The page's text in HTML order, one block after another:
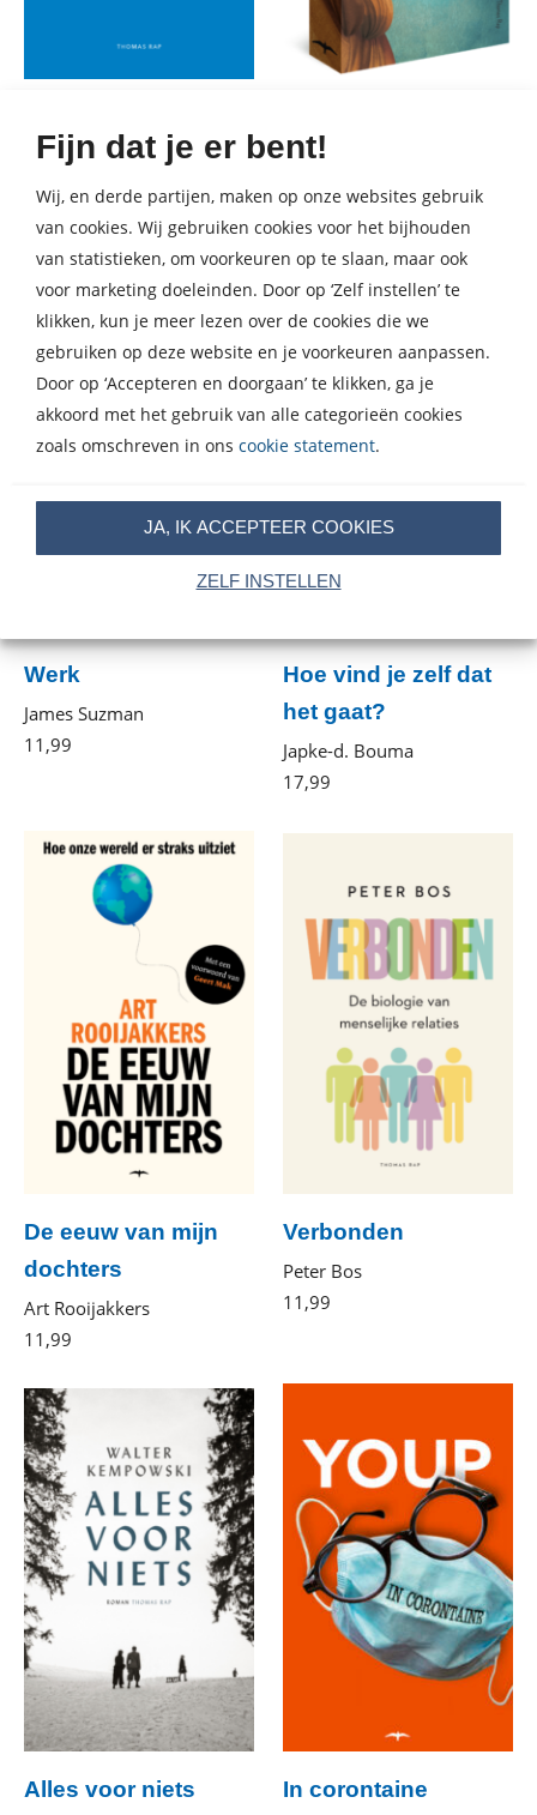
Fijn dat je er bent!
Wij, en derde partijen, maken op onze websites gebruik
van cookies. Wij gebruiken cookies voor het bijhouden
van statistieken, om voorkeuren op te slaan, maar ook
voor marketing doeleinden. Door op ‘Zelf instellen’ te
klikken, kun je meer lezen over de cookies die we
gebruiken op deze website en je voorkeuren aanpassen.
Door op ‘Accepteren en doorgaan’ te klikken, ga je
akkoord met het gebruik van alle categorieën cookies
zoals omschreven in ons cookie statement.
JA, IK ACCEPTEER COOKIES
ZELF INSTELLEN
beginners
Jeroen van Merwijk
11,99E-
book
Kaweh Modiri
Paperback
Werk
James Suzman
11 ,99
Hoe vind je zelf dat
het gaat?
Japke-d. Bouma
17,99
De eeuw van mijn
dochters
Art Rooijakkers
11 ,99
Verbonden
Peter Bos
11 ,99
Alles voor niets In corontaine